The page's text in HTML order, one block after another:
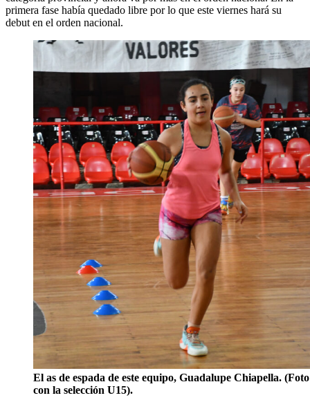
primera fase había quedado libre por lo que este viernes hará su
debut en el orden nacional.
El as de espada de este equipo, Guadalupe Chiapella.
con la selección U15).